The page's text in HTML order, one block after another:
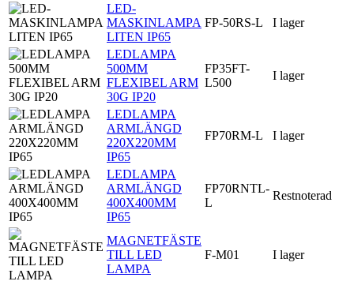
LED-
MASKINLAMPA
LITEN IP65
FP-50RS-L I lager
LEDLAMPA
500MM
FLEXIBEL ARM
30G IP20
FP35FT-
L500
I lager
LEDLAMPA
ARMLÄNGD
220X220MM
IP65
FP70RM-L I lager
LEDLAMPA
ARMLÄNGD
400X400MM
IP65
FP70RNTL-
L
Restnoterad
MAGNETFÄSTE
TILL LED
LAMPA
F-M01 I lager